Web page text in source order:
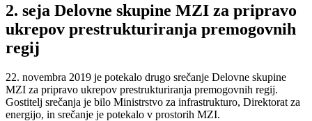
2. seja Delovne skupine MZI za pripravo
ukrepov prestrukturiranja premogovnih
regij
22. novembra 2019 je potekalo drugo srečanje Delovne skupine
MZI za pripravo ukrepov prestrukturiranja premogovnih regij.
Gostitelj srečanja je bilo Ministrstvo za infrastrukturo, Direktorat za
energijo, in srečanje je potekalo v prostorih MZI.